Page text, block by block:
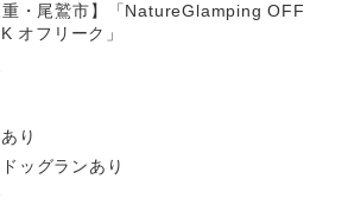
重・尾鷲市】「NatureGlamping OFF
オフリーク」
り
ッグランあり